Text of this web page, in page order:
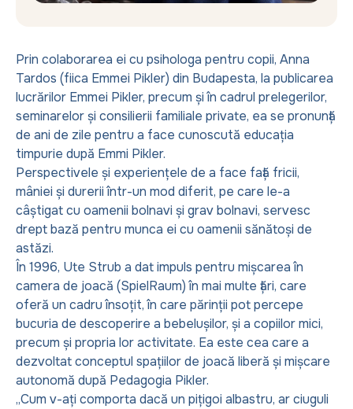
Prin colaborarea ei cu psihologa pentru copii, Anna
Tardos (fiica Emmei Pikler) din Budapesta, la publicarea
lucrărilor Emmei Pikler, precum și în cadrul prelegerilor,
seminarelor și consilierii familiale private, ea se pronunță
de ani de zile pentru a face cunoscută educația
timpurie după Emmi Pikler.
Perspectivele și experiențele de a face față fricii,
mâniei și durerii într-un mod diferit, pe care le-a
câștigat cu oamenii bolnavi și grav bolnavi, servesc
drept bază pentru munca ei cu oamenii sănătoși de
astăzi.
În 1996, Ute Strub a dat impuls pentru mișcarea în
camera de joacă (SpielRaum) în mai multe țări, care
oferă un cadru însoțit, în care părinții pot percepe
bucuria de descoperire a bebelușilor, și a copiilor mici,
precum și propria lor activitate. Ea este cea care a
dezvoltat conceptul spațiilor de joacă liberă și mișcare
autonomă după Pedagogia Pikler.
„Cum v-ați comporta dacă un pițigoi albastru, ar ciuguli